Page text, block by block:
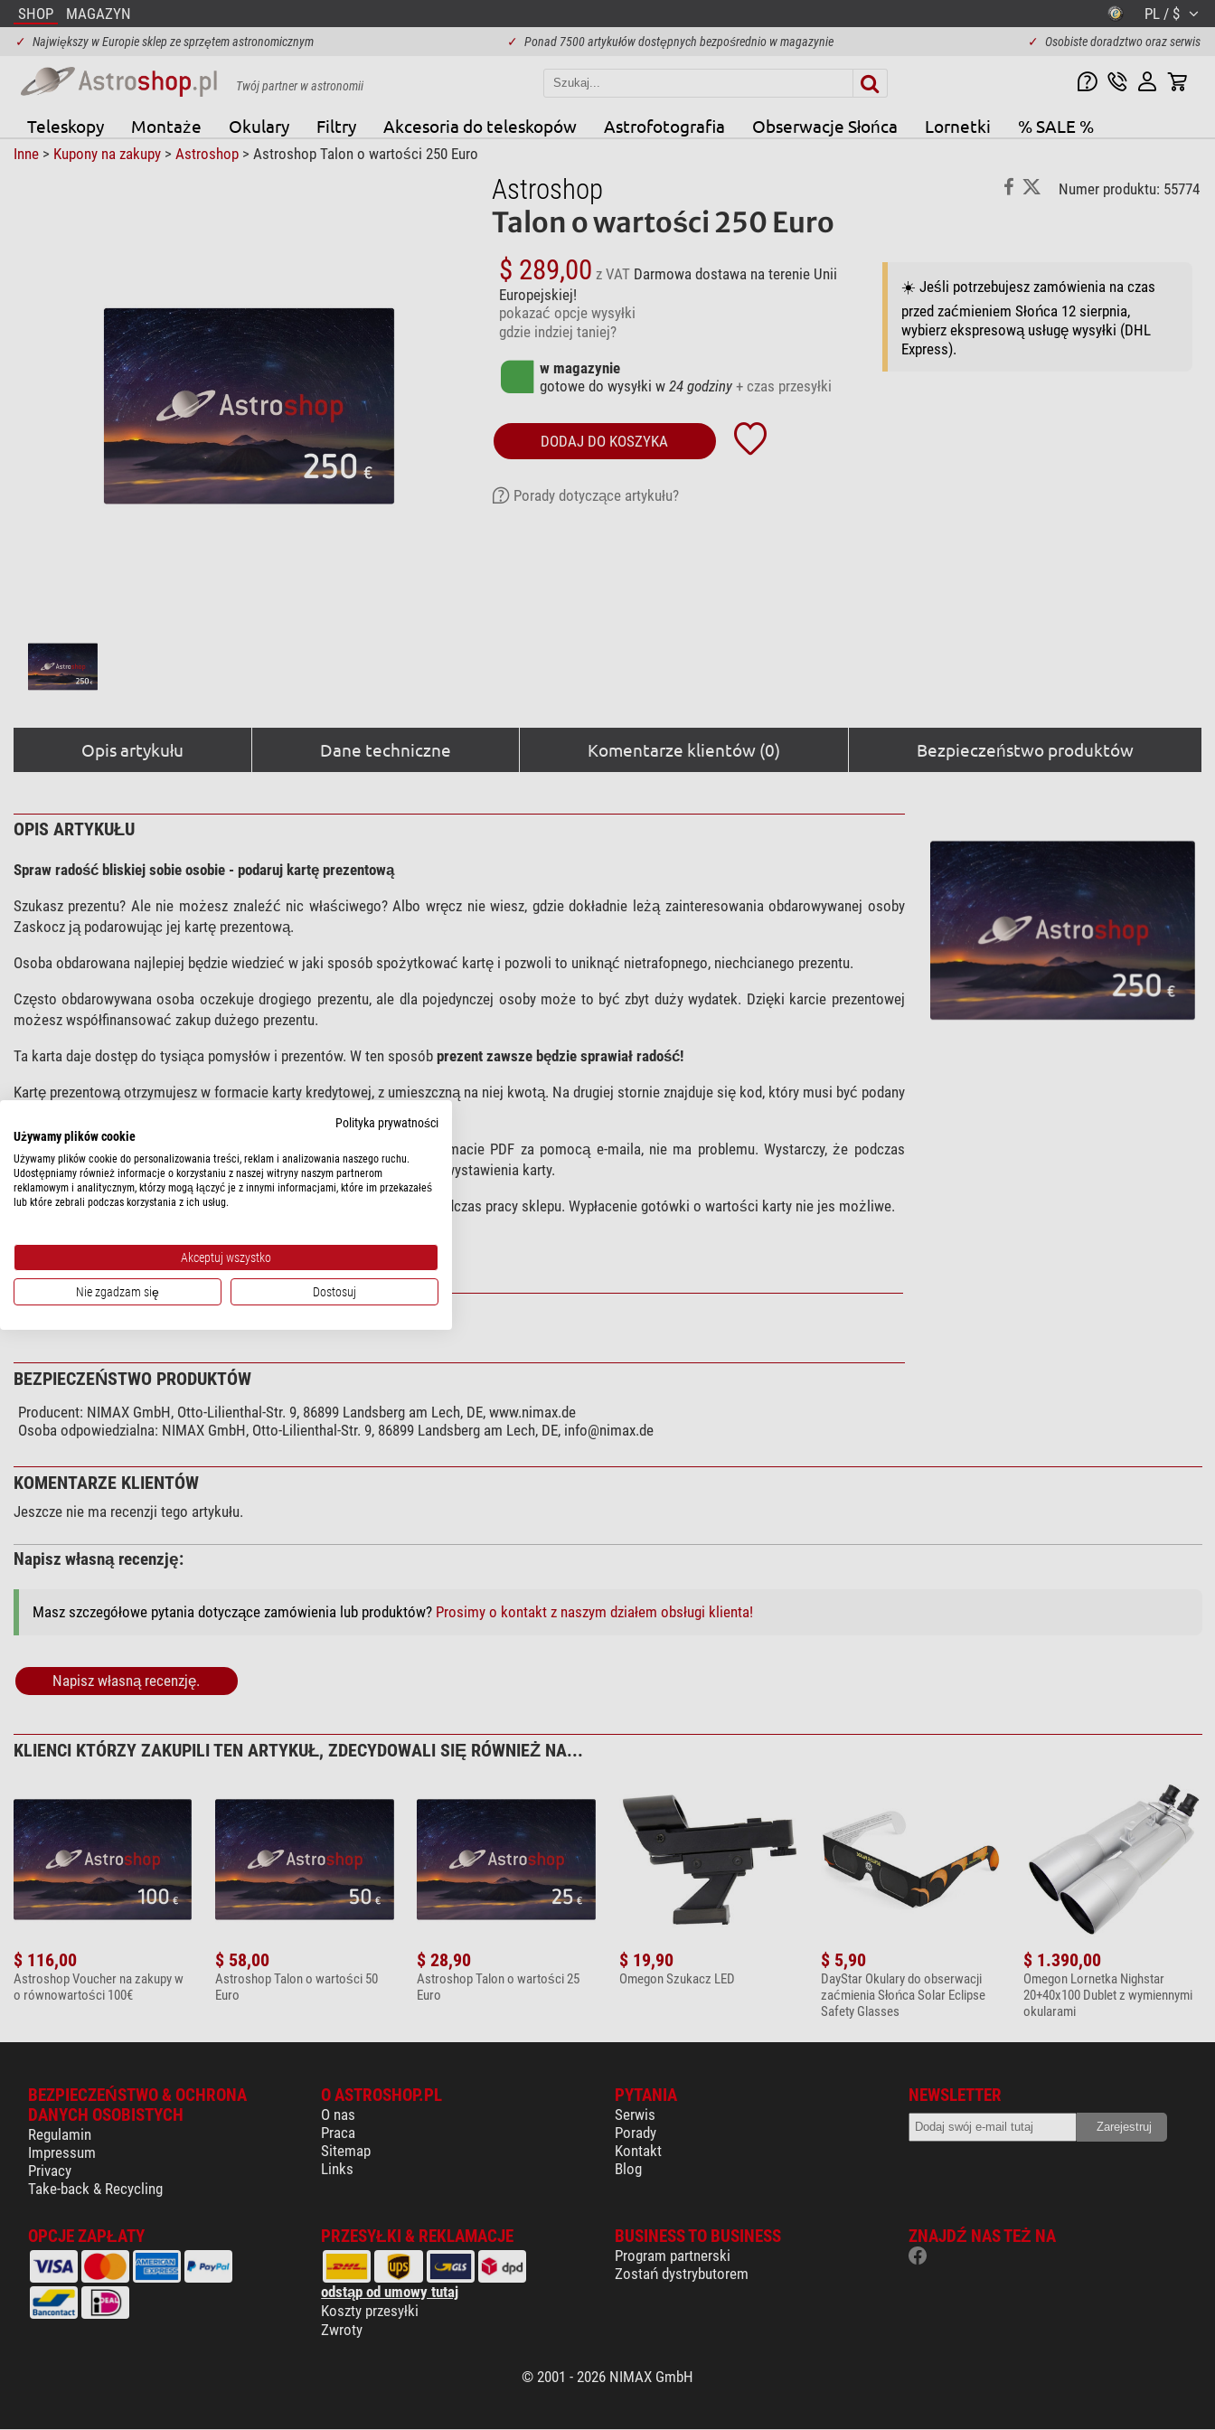
SHOP MAGAZYN PL / $
✓ Największy w Europie sklep ze sprzętem astronomicznym ✓ Ponad 7500 artykułów dostępnych bezpośrednio w magazynie ✓ Osobiste doradztwo oraz serwis
Twój partner w astronomii
Teleskopy Montaże Okulary Filtry Akcesoria do teleskopów Astrofotografia Obserwacje Słońca Lornetki % SALE %
Inne> Kupony na zakupy> Astroshop> Astroshop Talon o wartości 250 Euro
Astroshop Numer produktu: 55774
Talon o wartości 250 Euro
$ 289,00 z VATDarmowa dostawa na terenie Unii
Europejskiej!
pokazać opcje wysyłki
gdzie indziej taniej?
w magazynie
gotowe do wysyłki w 24 godziny + czas przesyłki
☀️ Jeśli potrzebujesz zamówienia na czas
przed zaćmieniem Słońca 12 sierpnia,
wybierz ekspresową usługę wysyłki (DHL
Express).
DODAJ DO KOSZYKA
Porady dotyczące artykułu?
Opis artykułu Dane techniczne Komentarze klientów (0) Bezpieczeństwo produktów
OPIS ARTYKUŁU
Spraw radość bliskiej sobie osobie - podaruj kartę prezentową
Szukasz prezentu? Ale nie możesz znaleźć nic właściwego? Albo wręcz nie wiesz, gdzie dokładnie leżą zainteresowania obdarowywanej osoby
Zaskocz ją podarowując jej kartę prezentową.
Osoba obdarowana najlepiej będzie wiedzieć w jaki sposób spożytkować kartę i pozwoli to uniknąć nietrafopnego, niechcianego prezentu.
Często obdarowywana osoba oczekuje drogiego prezentu, ale dla pojedynczej osoby może to być zbyt duży wydatek. Dzięki karcie prezentowej
możesz współfinansować zakup dużego prezentu.
Ta karta daje dostęp do tysiąca pomysłów i prezentów. W ten sposób prezent zawsze będzie sprawiał radość!
Kartę prezentową otrzymujesz w formacie karty kredytowej, z umieszczną na niej kwotą. Na drugiej stornie znajduje się kod, który musi być podany
Karta w formacie PDF
: jeśli karte prezentową wolisz otrzymać w formacie PDF za pomocą e-maila, nie ma problemu. Wystarczy, że podczas
zamawiania karty w okienu "dodatkowe uwagi" wspomnisz o tej formie wystawienia karty.
Prosimy pamiętać, że przygotowanie karty może zająć do 24 godzin podczas pracy sklepu. Wypłacenie gotówki o wartości karty nie jes możliwe.
Nasze karty prezentowe są ważne przez okres trzech lat.
DANE TECHNICZNE
BEZPIECZEŃSTWO PRODUKTÓW
Producent: NIMAX GmbH, Otto-Lilienthal-Str. 9, 86899 Landsberg am Lech, DE, www.nimax.de
Osoba odpowiedzialna: NIMAX GmbH, Otto-Lilienthal-Str. 9, 86899 Landsberg am Lech, DE, info@nimax.de
KOMENTARZE KLIENTÓW
Jeszcze nie ma recenzji tego artykułu.
Napisz własną recenzję:
Masz szczegółowe pytania dotyczące zamówienia lub produktów? Prosimy o kontakt z naszym działem obsługi klienta!
Napisz własną recenzję.
KLIENCI KTÓRZY ZAKUPILI TEN ARTYKUŁ, ZDECYDOWALI SIĘ RÓWNIEŻ NA...
$ 116,00
Astroshop Voucher na zakupy w
o równowartości 100€
$ 58,00
Astroshop Talon o wartości 50
Euro
$ 28,90
Astroshop Talon o wartości 25
Euro
$ 19,90
Omegon Szukacz LED
$ 5,90
DayStar Okulary do obserwacji
zaćmienia Słońca Solar Eclipse
Safety Glasses
$ 1.390,00
Omegon Lornetka Nighstar
20+40x100 Dublet z wymiennymi
okularami
BEZPIECZEŃSTWO & OCHRONA
DANYCH OSOBISTYCH
Regulamin
Impressum
Privacy
Take-back & Recycling
O ASTROSHOP.PL
O nas
Praca
Sitemap
Links
PYTANIA
Serwis
Porady
Kontakt
Blog
NEWSLETTER
OPCJE ZAPŁATY PRZESYŁKI & REKLAMACJE
odstąp od umowy tutaj
Koszty przesyłki
Zwroty
BUSINESS TO BUSINESS
Program partnerski
Zostań dystrybutorem
ZNAJDŹ NAS TEŻ NA
© 2001 - 2026 NIMAX GmbH
Polityka prywatności
Używamy plików cookie
Używamy plików cookie do personalizowania treści, reklam i analizowania naszego ruchu.
Udostępniamy również informacje o korzystaniu z naszej witryny naszym partnerom
reklamowym i analitycznym, którzy mogą łączyć je z innymi informacjami, które im przekazałeś
lub które zebrali podczas korzystania z ich usług.
Akceptuj wszystko
Nie zgadzam się Dostosuj